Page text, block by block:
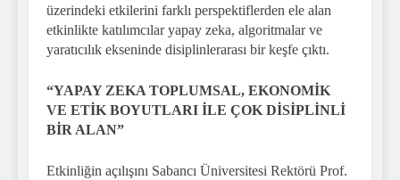
üzerindeki etkilerini farklı perspektiflerden ele alan
etkinlikte katılımcılar yapay zeka, algoritmalar ve
yaratıcılık ekseninde disiplinlerarası bir keşfe çıktı.
“YAPAY ZEKA TOPLUMSAL, EKONOMİK
VE ETİK BOYUTLARI İLE ÇOK DİSİPLİNLİ
BİR ALAN”
Etkinliğin açılışını Sabancı Üniversitesi Rektörü Prof.